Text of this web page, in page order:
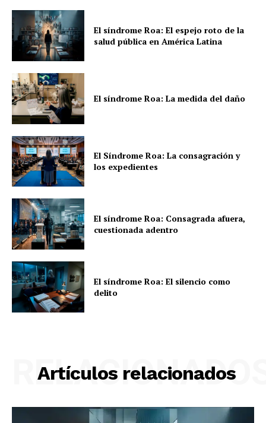
El síndrome Roa: El espejo roto de la
salud pública en América Latina
El síndrome Roa: La medida del daño
El Síndrome Roa: La consagración y
los expedientes
El síndrome Roa: Consagrada afuera,
cuestionada adentro
El síndrome Roa: El silencio como
delito
Artículos relacionados